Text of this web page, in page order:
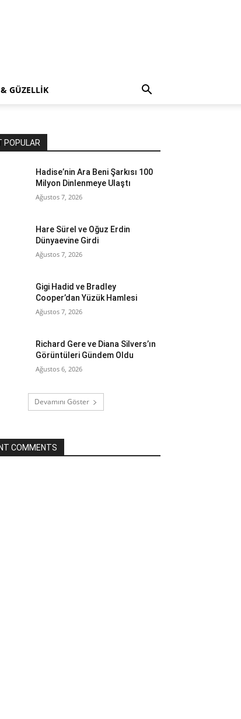
GÜZELLİK
POPULAR
Hadise’nin Ara Beni Şarkısı 100
Milyon Dinlenmeye Ulaştı
Ağustos 7, 2026
Hare Sürel ve Oğuz Erdin
Dünyaevine Girdi
Ağustos 7, 2026
Gigi Hadid ve Bradley
Cooper’dan Yüzük Hamlesi
Ağustos 7, 2026
Richard Gere ve Diana Silvers’ın
Görüntüleri Gündem Oldu
Ağustos 6, 2026
Devamını Göster
COMMENTS